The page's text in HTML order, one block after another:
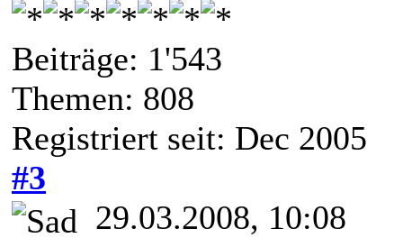
Beiträge: 1'543
Themen: 808
Registriert seit: Dec 2005
#3
29.03.2008, 10:08